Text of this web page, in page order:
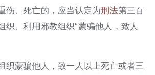
伤、死亡的，应当认定为刑法第三百
织、利用邪教组织“蒙骗他人，致人
织蒙骗他人，致一人以上死亡或者三